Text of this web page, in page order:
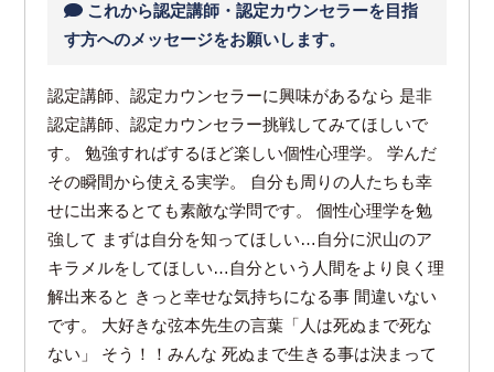
これから認定講師・認定カウンセラーを目指
す方へのメッセージをお願いします。
認定講師、認定カウンセラーに興味があるなら 是非
認定講師、認定カウンセラー挑戦してみてほしいで
す。 勉強すればするほど楽しい個性心理学。 学んだ
その瞬間から使える実学。 自分も周りの人たちも幸
せに出来るとても素敵な学問です。 個性心理学を勉
強して まずは自分を知ってほしい…自分に沢山のア
キラメルをしてほしい…自分という人間をより良く理
解出来ると きっと幸せな気持ちになる事 間違いない
です。 大好きな弦本先生の言葉「人は死ぬまで死な
ない」 そう！！みんな 死ぬまで生きる事は決まって